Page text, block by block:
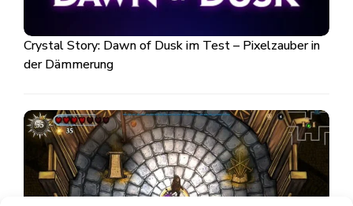
Crystal Story: Dawn of Dusk im Test – Pixelzauber in
der Dämmerung